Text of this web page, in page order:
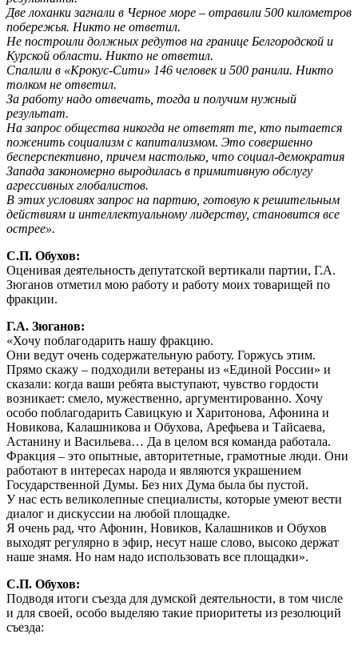
Две лоханки загнали в Черное море – отравили 500 километров
побережья. Никто не ответил.
Не построили должных редутов на границе Белгородской и
Курской области. Никто не ответил.
Спалили в «Крокус-Сити» 146 человек и 500 ранили. Никто
толком не ответил.
За работу надо отвечать, тогда и получим нужный
результат.
На запрос общества никогда не ответят те, кто пытается
поженить социализм с капитализмом. Это совершенно
бесперспективно, причем настолько, что социал-демократия
Запада закономерно выродилась в примитивную обслугу
агрессивных глобалистов.
В этих условиях запрос на партию, готовую к решительным
действиям и интеллектуальному лидерству, становится все
острее».
С.П. Обухов:
Оценивая деятельность депутатской вертикали партии, Г.А.
Зюганов отметил мою работу и работу моих товарищей по
фракции.
Г.А. Зюганов:
«Хочу поблагодарить нашу фракцию.
Они ведут очень содержательную работу. Горжусь этим.
Прямо скажу – подходили ветераны из «Единой России» и
сказали: когда ваши ребята выступают, чувство гордости
возникает: смело, мужественно, аргументированно. Хочу
особо поблагодарить Савицкую и Харитонова, Афонина и
Новикова, Калашникова и Обухова, Арефьева и Тайсаева,
Астанину и Васильева… Да в целом вся команда работала.
Фракция – это опытные, авторитетные, грамотные люди. Они
работают в интересах народа и являются украшением
Государственной Думы. Без них Дума была бы пустой.
У нас есть великолепные специалисты, которые умеют вести
диалог и дискуссии на любой площадке.
Я очень рад, что Афонин, Новиков, Калашников и Обухов
выходят регулярно в эфир, несут наше слово, высоко держат
наше знамя. Но нам надо использовать все площадки».
С.П. Обухов:
Подводя итоги съезда для думской деятельности, в том числе
и для своей, особо выделяю такие приоритеты из резолюций
съезда: